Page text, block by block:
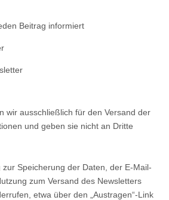
Beitrag informiert
wir ausschließlich für den Versand der
und geben sie nicht an Dritte
zur Speicherung der Daten, der E-Mail-
zum Versand des Newsletters
etwa über den „Austragen“-Link